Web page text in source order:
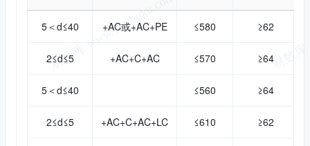
5＜d≤40 +AC或+AC+PE ≤580 ≥62
2≤d≤5 +AC+C+AC ≤570 ≥64
5＜d≤40 ≤560 ≥64
2≤d≤5 +AC+C+AC+LC ≤610 ≥62